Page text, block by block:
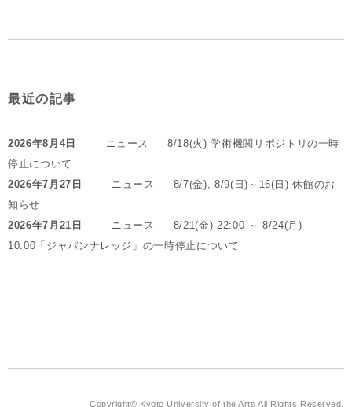
最近の記事
2026年8月4日 ニュース
8/18(火) 学術機関リポジトリの一時
停止について
2026年7月27日
ニュース
8/7(金), 8/9(日)～16(日) 休館のお
知らせ
2026年7月21日
ニュース
8/21(金) 22:00 ～ 8/24(月)
10:00「ジャパンナレッジ」の一時停止について
Copyright© Kyoto University of the Arts All Rights Reserved.